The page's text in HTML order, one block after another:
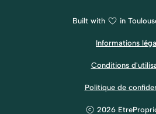
Built with in
Informations
Conditions
Politique de
2026